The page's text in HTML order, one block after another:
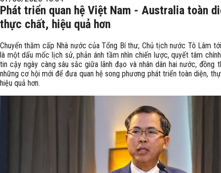
Phát triển quan hệ Việt Nam - Australia toàn
thực chất, hiệu quả hơn
Chuyến thăm cấp Nhà nước của Tổng Bí thư, Chủ tịch nước Tô Lâm
là một dấu mốc lịch sử, phản ánh tầm nhìn chiến lược, quyết tâm
tin cậy ngày càng sâu sắc giữa lãnh đạo và nhân dân hai nước, đồng
những cơ hội mới để đưa quan hệ song phương phát triển toàn diện,
hiệu quả hơn.